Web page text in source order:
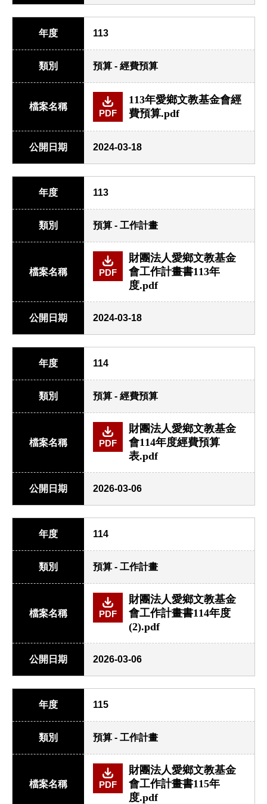
年度 113
類別 預算 - 經費預算
檔案名稱
PDF
113年愛鄉文教基金會經
費預算.pdf
公開日期 2024-03-18
年度 113
類別 預算 - 工作計畫
檔案名稱 PDF
財團法人愛鄉文教基金
會工作計畫書113年
度.pdf
公開日期 2024-03-18
年度 114
類別 預算 - 經費預算
檔案名稱 PDF
財團法人愛鄉文教基金
會114年度經費預算
表.pdf
公開日期 2026-03-06
年度 114
類別 預算 - 工作計畫
檔案名稱 PDF
財團法人愛鄉文教基金
會工作計畫書114年度
(2).pdf
公開日期 2026-03-06
年度 115
類別 預算 - 工作計畫
檔案名稱 PDF
財團法人愛鄉文教基金
會工作計畫書115年
度.pdf